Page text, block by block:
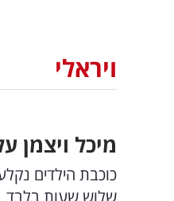
ויראלי
מיכל ויצמן
כוכבת הילדים
שלוש שעות בלבד